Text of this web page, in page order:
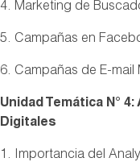
4. Marketing de
5. Campañas en
6. Campañas de E-mail
Unidad Temática N°
Digitales
1. Importancia del